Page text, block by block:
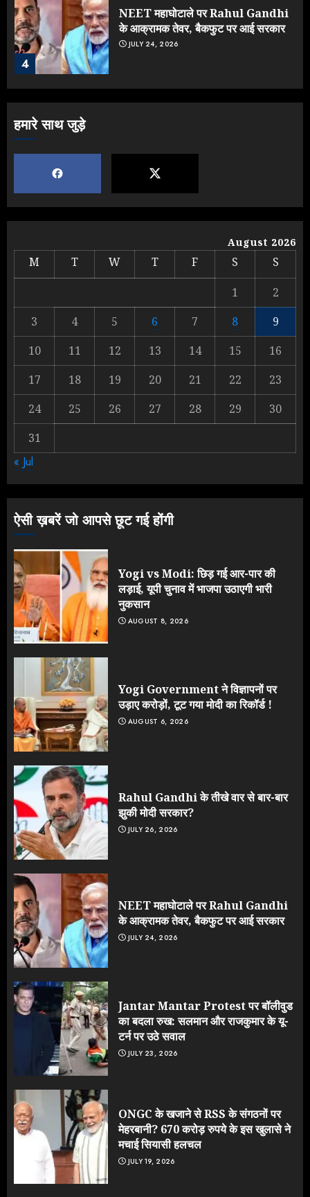
4
NEET महाघोटाले पर Rahul Gandhi
के आक्रामक तेवर, बैकफुट पर आई सरकार
JULY 24, 2026
1
Yogi vs Modi: छिड़ गई आर-पार की
लड़ाई, यूपी चुनाव में भाजपा उठाएगी भारी
नुकसान
2
Yogi Government ने विज्ञापनों पर
उड़ाए करोड़ों, टूट गया मोदी का रिकॉर्ड !
3
Rahul Gandhi के तीखे वार से बार-बार
हमारे साथ जुड़े
August 2026
M T W T F S
S
1
2
3
4 5 6 7 8
9
10
11 12 13 14 15
16
17
18 19 20 21 22
23
24
25 26 27 28 29
30
31
« Jul
ऐसी ख़बरें जो आपसे छूट गई होंगी
Yogi vs Modi: छिड़ गई आर-पार की
लड़ाई, यूपी चुनाव में भाजपा उठाएगी भारी
नुकसान
AUGUST 8, 2026
Yogi Government ने विज्ञापनों पर
उड़ाए करोड़ों, टूट गया मोदी का रिकॉर्ड !
AUGUST 6, 2026
Rahul Gandhi के तीखे वार से बार-बार
झुकी मोदी सरकार?
JULY 26, 2026
NEET महाघोटाले पर Rahul Gandhi
के आक्रामक तेवर, बैकफुट पर आई सरकार
JULY 24, 2026
Jantar Mantar Protest पर बॉलीवुड
का बदला रुख: सलमान और राजकुमार के यू-
टर्न पर उठे सवाल
JULY 23, 2026
ONGC के खजाने से RSS के संगठनों पर
मेहरबानी? 670 करोड़ रुपये के इस खुलासे ने
मचाई सियासी हलचल
JULY 19, 2026